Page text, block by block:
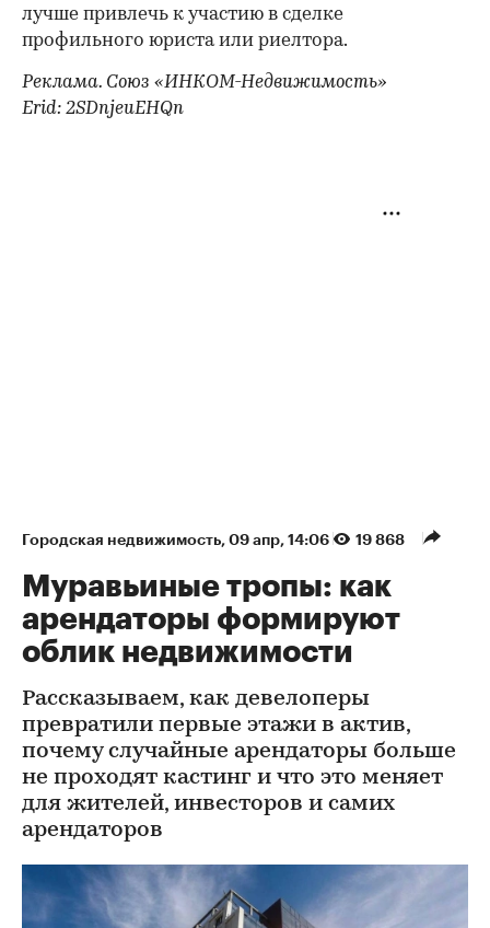
лучше привлечь к участию в сделке
профильного юриста или риелтора.
Реклама. Союз «ИНКОМ-Недвижимость»
Erid: 2SDnjeuEHQn
Городская недвижимость 09 апр, 14:06 19 868
Муравьиные тропы: как
арендаторы формируют
облик недвижимости
Рассказываем, как девелоперы
превратили первые этажи в актив,
почему случайные арендаторы больше
не проходят кастинг и что это меняет
для жителей, инвесторов и самих
арендаторов